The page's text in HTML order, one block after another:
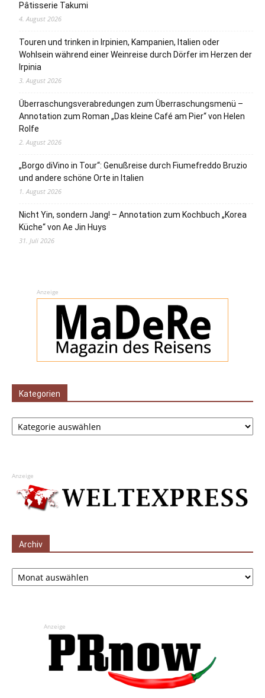
Pâtisserie Takumi
4. August 2026
Touren und trinken in Irpinien, Kampanien, Italien oder
Wohlsein während einer Weinreise durch Dörfer im Herzen der
Irpinia
3. August 2026
Überraschungsverabredungen zum Überraschungsmenü –
Annotation zum Roman „Das kleine Café am Pier“ von Helen
Rolfe
2. August 2026
„Borgo diVino in Tour“: Genußreise durch Fiumefreddo Bruzio
und andere schöne Orte in Italien
1. August 2026
Nicht Yin, sondern Jang! – Annotation zum Kochbuch „Korea
Küche“ von Ae Jin Huys
31. Juli 2026
Anzeige
Kategorien
Kategorien
Anzeige
Archiv
Archiv
Anzeige